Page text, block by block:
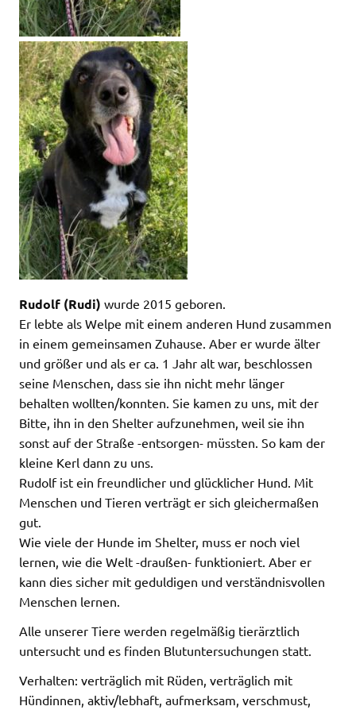
Rudolf (Rudi) wurde 2015 geboren.
Er lebte als Welpe mit einem anderen Hund zusammen
in einem gemeinsamen Zuhause. Aber er wurde älter
und größer und als er ca. 1 Jahr alt war, beschlossen
seine Menschen, dass sie ihn nicht mehr länger
behalten wollten/konnten. Sie kamen zu uns, mit der
Bitte, ihn in den Shelter aufzunehmen, weil sie ihn
sonst auf der Straße -entsorgen- müssten. So kam der
kleine Kerl dann zu uns.
Rudolf ist ein freundlicher und glücklicher Hund. Mit
Menschen und Tieren verträgt er sich gleichermaßen
gut.
Wie viele der Hunde im Shelter, muss er noch viel
lernen, wie die Welt -draußen- funktioniert. Aber er
kann dies sicher mit geduldigen und verständnisvollen
Menschen lernen.
Alle unserer Tiere werden regelmäßig tierärztlich
untersucht und es finden Blutuntersuchungen statt.
Verhalten: verträglich mit Rüden, verträglich mit
Hündinnen, aktiv/lebhaft, aufmerksam, verschmust,